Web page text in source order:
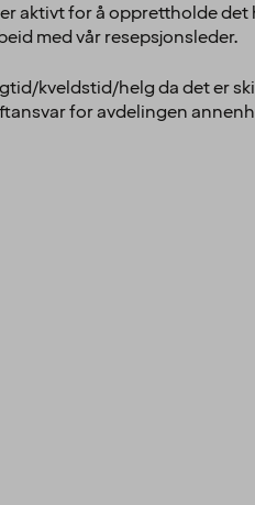
aktivt for å opprettholde det
med vår resepsjonsleder.
kveldstid/helg da det er
for avdelingen